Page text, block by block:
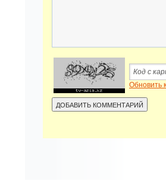
Обновить